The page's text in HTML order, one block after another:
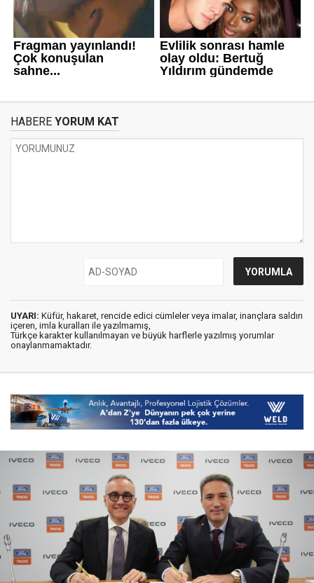
HABERE YORUM KAT
UYARI: Küfür, hakaret, rencide edici cümleler veya imalar, inançlara saldırı
içeren, imla kuralları ile yazılmamış,
Türkçe karakter kullanılmayan ve büyük harflerle yazılmış yorumlar
onaylanmamaktadır.